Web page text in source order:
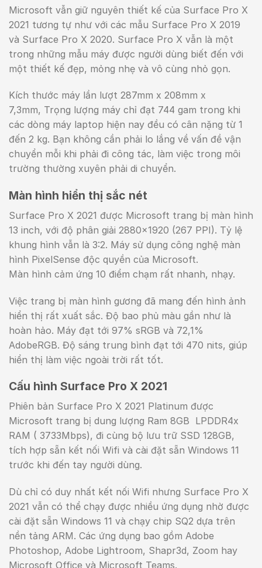
Microsoft vẫn giữ nguyên thiết kế của Surface Pro X
2021 tương tự như với các mẫu Surface Pro X 2019
và Surface Pro X 2020. Surface Pro X vẫn là một
trong những mẫu máy được người dùng biết đến với
một thiết kế đẹp, mỏng nhẹ và vô cùng nhỏ gọn.
Kích thước máy lần lượt 287mm x 208mm x
7,3mm, Trọng lượng máy chỉ đạt 744 gam trong khi
các dòng máy laptop hiện nay đều có cân nặng từ 1
đến 2 kg. Bạn không cần phải lo lắng về vấn đề vận
chuyển mỗi khi phải đi công tác, làm việc trong môi
trường thường xuyên phải di chuyển.
Màn hình hiển thị sắc nét
Surface Pro X 2021 được Microsoft trang bị màn hình
13 inch, với độ phân giải 2880×1920 (267 PPI). Tỷ lệ
khung hình vẫn là 3:2. Máy sử dụng công nghệ màn
hình PixelSense độc quyền của Microsoft.
Màn hình cảm ứng 10 điểm chạm rất nhanh, nhạy.
Việc trang bị màn hình gương đã mang đến hình ảnh
hiển thị rất xuất sắc. Độ bao phủ màu gần như là
hoàn hảo. Máy đạt tới 97% sRGB và 72,1%
AdobeRGB. Độ sáng trung bình đạt tới 470 nits, giúp
hiển thị làm việc ngoài trời rất tốt.
Cấu hình Surface Pro X 2021
Phiên bản Surface Pro X 2021 Platinum được
Microsoft trang bị dung lượng Ram 8GB LPDDR4x
RAM ( 3733Mbps), đi cùng bộ lưu trữ SSD 128GB,
tích hợp sẵn kết nối Wifi và cài đặt sẵn Windows 11
trước khi đến tay người dùng.
Dù chỉ có duy nhất kết nối Wifi nhưng Surface Pro X
2021 vẫn có thể chạy được nhiều ứng dụng nhờ được
cài đặt sẵn Windows 11 và chạy chip SQ2 dựa trên
nền tảng ARM. Các ứng dụng bao gồm Adobe
Photoshop, Adobe Lightroom, Shapr3d, Zoom hay
Microsoft Office và Microsoft Teams.